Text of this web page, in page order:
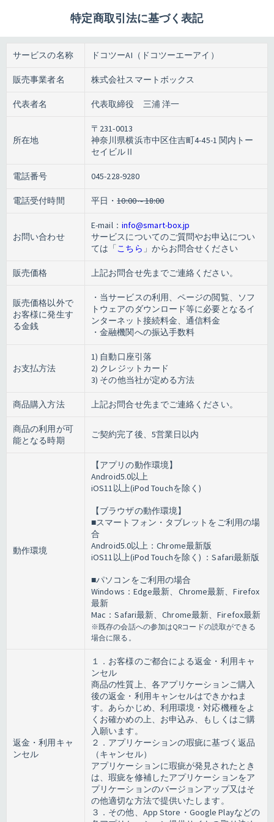
特定商取引法に基づく表記
サービスの名称 ドコツーAI（ドコツーエーアイ）
販売事業者名 株式会社スマートボックス
代表者名 代表取締役 三浦 洋一
所在地
〒231-0013
神奈川県横浜市中区住吉町4-45-1 関内トー
セイビルⅡ
電話番号 045-228-9280
電話受付時間 平日・10:00～18:00
お問い合わせ
E-mail： info@smart-box.jp
サービスについてのご質問やお申込につい
ては「こちら 」からお問合せください
販売価格 上記お問合せ先までご連絡ください。
販売価格以外で
お客様に発生す
る金銭
・当サービスの利用、ページの閲覧、ソフ
トウェアのダウンロード等に必要となるイ
ンターネット接続料金、通信料金
・金融機関への振込手数料
お支払方法
1) 自動口座引落
2) クレジットカード
3) その他当社が定める方法
商品購入方法 上記お問合せ先までご連絡ください。
商品の利用が可
能となる時期
ご契約完了後、5営業日以内
動作環境
【アプリの動作環境】
Android5.0以上
iOS11以上(iPod Touchを除く)
【ブラウザの動作環境】
■スマートフォン・タブレットをご利用の場
合
Android5.0以上：Chrome最新版
iOS11以上(iPod Touchを除く) ：Safari最新版
■パソコンをご利用の場合
Windows：Edge最新、Chrome最新、Firefox
最新
Mac：Safari最新、Chrome最新、Firefox最新
※既存の会話への参加はQRコードの読取ができる
場合に限る。
返金・利用キャ
ンセル
１．お客様のご都合による返金・利用キャ
ンセル
商品の性質上、各アプリケーションご購入
後の返金・利用キャンセルはできかねま
す。あらかじめ、利用環境・対応機種をよ
くお確かめの上、お申込み、もしくはご購
入願います。
２．アプリケーションの瑕疵に基づく返品
（キャンセル）
アプリケーションに瑕疵が発見されたとき
は、瑕疵を修補したアプリケーションをア
プリケーションのバージョンアップ又はそ
の他適切な方法で提供いたします。
３．その他、App Store・Google Playなどの